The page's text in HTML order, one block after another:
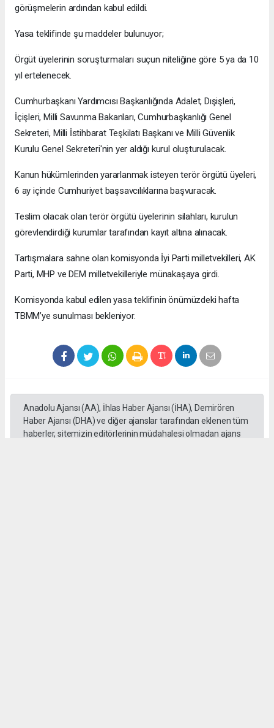
görüşmelerin ardından kabul edildi.
Yasa teklifinde şu maddeler bulunuyor;
Örgüt üyelerinin soruşturmaları suçun niteliğine göre 5 ya da 10
yıl ertelenecek.
Cumhurbaşkanı Yardımcısı Başkanlığında Adalet, Dışişleri,
İçişleri, Milli Savunma Bakanları, Cumhurbaşkanlığı Genel
Sekreteri, Milli İstihbarat Teşkilatı Başkanı ve Milli Güvenlik
Kurulu Genel Sekreteri'nin yer aldığı kurul oluşturulacak.
Kanun hükümlerinden yararlanmak isteyen terör örgütü üyeleri,
6 ay içinde Cumhuriyet başsavcılıklarına başvuracak.
Teslim olacak olan terör örgütü üyelerinin silahları, kurulun
görevlendirdiği kurumlar tarafından kayıt altına alınacak.
Tartışmalara sahne olan komisyonda İyi Parti milletvekilleri, AK
Parti, MHP ve DEM milletvekilleriyle münakaşaya girdi.
Komisyonda kabul edilen yasa teklifinin önümüzdeki hafta
TBMM’ye sunulması bekleniyor.
Anadolu Ajansı (AA), İhlas Haber Ajansı (İHA), Demirören
Haber Ajansı (DHA) ve diğer ajanslar tarafından eklenen tüm
haberler, sitemizin editörlerinin müdahalesi olmadan ajans